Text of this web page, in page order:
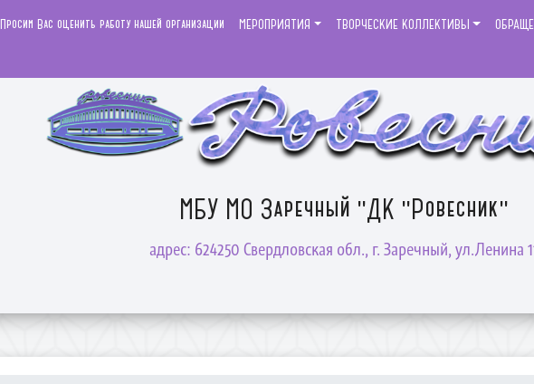
МБУ МО Заречный "ДК "Ровесник"
адрес: 624250 Свердловская обл., г. Заречный, ул.Ленина
Просим Вас оценить работу нашей организации МЕРОПРИЯТИЯ ТВОРЧЕСКИЕ КОЛЛЕКТИВЫ